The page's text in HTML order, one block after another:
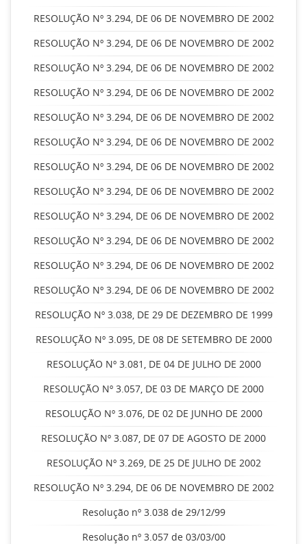
RESOLUÇÃO Nº 3.294, DE 06 DE NOVEMBRO DE 2002
RESOLUÇÃO Nº 3.294, DE 06 DE NOVEMBRO DE 2002
RESOLUÇÃO Nº 3.294, DE 06 DE NOVEMBRO DE 2002
RESOLUÇÃO Nº 3.294, DE 06 DE NOVEMBRO DE 2002
RESOLUÇÃO Nº 3.294, DE 06 DE NOVEMBRO DE 2002
RESOLUÇÃO Nº 3.294, DE 06 DE NOVEMBRO DE 2002
RESOLUÇÃO Nº 3.294, DE 06 DE NOVEMBRO DE 2002
RESOLUÇÃO Nº 3.294, DE 06 DE NOVEMBRO DE 2002
RESOLUÇÃO Nº 3.294, DE 06 DE NOVEMBRO DE 2002
RESOLUÇÃO Nº 3.294, DE 06 DE NOVEMBRO DE 2002
RESOLUÇÃO Nº 3.294, DE 06 DE NOVEMBRO DE 2002
RESOLUÇÃO Nº 3.294, DE 06 DE NOVEMBRO DE 2002
RESOLUÇÃO Nº 3.038, DE 29 DE DEZEMBRO DE 1999
RESOLUÇÃO Nº 3.095, DE 08 DE SETEMBRO DE 2000
RESOLUÇÃO Nº 3.081, DE 04 DE JULHO DE 2000
RESOLUÇÃO Nº 3.057, DE 03 DE MARÇO DE 2000
RESOLUÇÃO Nº 3.076, DE 02 DE JUNHO DE 2000
RESOLUÇÃO Nº 3.087, DE 07 DE AGOSTO DE 2000
RESOLUÇÃO Nº 3.269, DE 25 DE JULHO DE 2002
RESOLUÇÃO Nº 3.294, DE 06 DE NOVEMBRO DE 2002
Resolução nº 3.038 de 29/12/99
Resolução nº 3.057 de 03/03/00